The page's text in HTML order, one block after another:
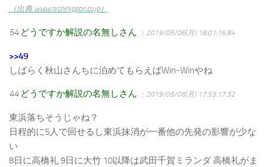
（出典 www.nishinippon.co.jp）
54 どうですか解説の名無しさん ：2019/05/06(月) 18:01:16.84
>>49
しばらく秋山さんちに泊めてもらえばWin-Winやね
44 どうですか解説の名無しさん ：2019/05/06(月) 17:53:17.32
東浜落ちそうじゃね？
日程的に5人で回せるし東浜抹消が一番他の先発の影響が少な
い
8日に高橋礼 9日に大竹 10以降は武田千賀ミランダ 高橋礼がま